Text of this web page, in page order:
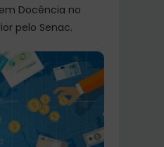
Docência no
pelo Senac.